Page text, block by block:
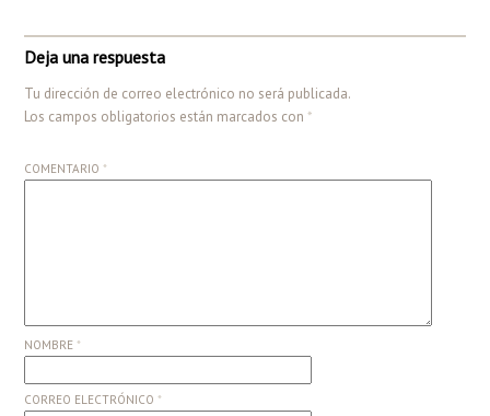
Deja una respuesta
Tu dirección de correo electrónico no será publicada.
Los campos obligatorios están marcados con*
COMENTARIO*
NOMBRE*
CORREO ELECTRÓNICO*